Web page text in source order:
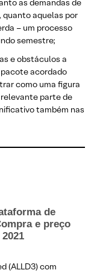
as demandas de
quanto aquelas por
– um processo
semestre;
e obstáculos a
acordado
como uma figura
parte de
também nas
de
e preço
(ALLD3) com